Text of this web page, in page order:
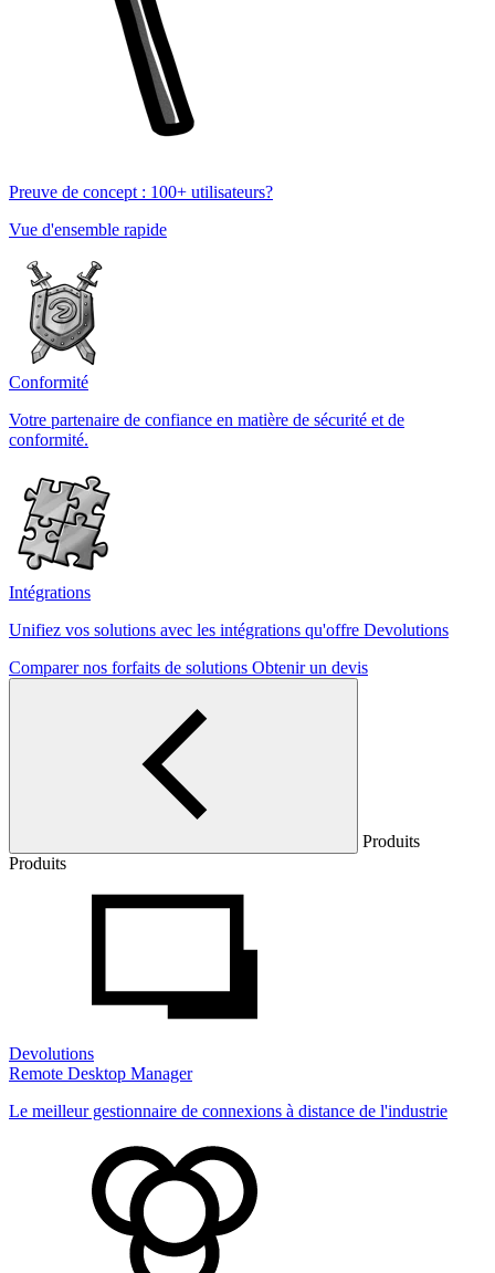
Preuve de concept : 100+ utilisateurs?
Vue d'ensemble rapide
Conformité
Votre partenaire de confiance en matière de sécurité et de
conformité.
Intégrations
Unifiez vos solutions avec les intégrations qu'offre Devolutions
Comparer nos forfaits de solutions Obtenir un devis
Produits
Produits
Devolutions
Remote Desktop Manager
Le meilleur gestionnaire de connexions à distance de l'industrie